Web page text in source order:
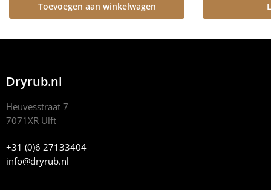
Toevoegen aan winkelwagen
Dryrub.nl
Heuvesstraat 7
7071XR Ulft
+31 (0)6 27133404
info@dryrub.nl